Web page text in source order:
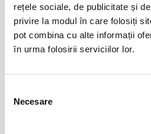
rețele sociale, de publicitate și
privire la modul în care folosiți
pot combina cu alte informații
în urma folosirii serviciilor lor.
consimțământului
Necesare
2
3 4 5
9
10 11 12
16
17 18 19
30
1 2 3